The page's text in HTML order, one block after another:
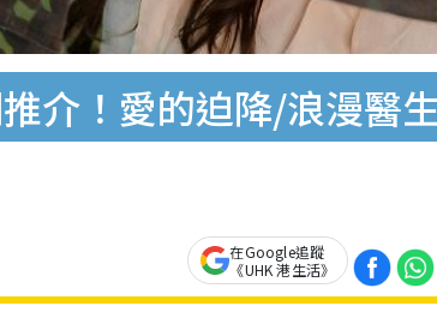
介！愛的迫降/浪漫醫
在Google追蹤
《UHK 港生活》